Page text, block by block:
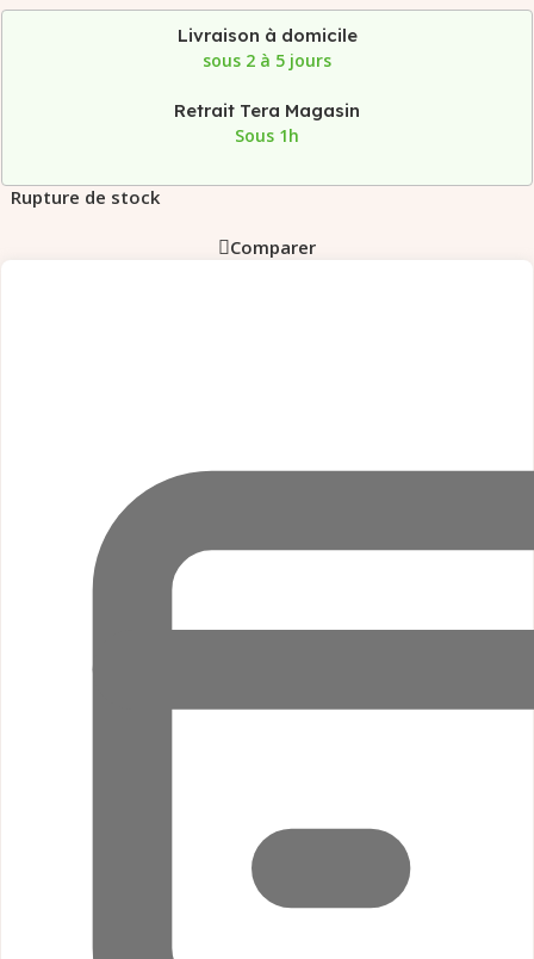
Livraison à domicile
sous 2 à 5 jours
Retrait Tera Magasin
Sous 1h
Rupture de stock
Comparer